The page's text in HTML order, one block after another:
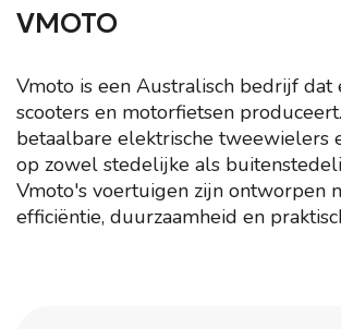
VMOTO
Vmoto is een Australisch bedrijf dat
scooters en motorfietsen
betaalbare elektrische tweewielers
op zowel stedelijke als
Vmoto's voertuigen zijn ontworpen
efficiëntie, duurzaamheid en